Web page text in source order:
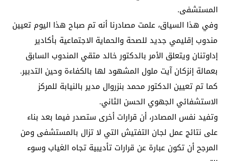
المستشفى.
وفي هذا السياق، علمت مصادرنا أنه تم صباح هذا اليوم تعيين
مندوب إقليمي جديد للصحة والحماية الاجتماعية بأكادير
إداوتنان ويتعلق الأمر بالدكتور خالد متقي المندوب السابق
بعمالة إنزكان آيت ملول المشهود لها بالكفاءة وحين التدبير.
كما تم تعيين الدكتور محمد بنزروال مدير بالنيابة للمركز
الاستشفائي الجهوي الحسن الثاني.
وتفيد نفس المصادر، أن قرارات أخرى ستصدر فيما بعد بناء
على نتائج عمل لجان التفتيش التي لا تزال بالمستشفى ومن
المرجح أن تكون عبارة عن قرارات تأديبية تجاه الغياب وسوء